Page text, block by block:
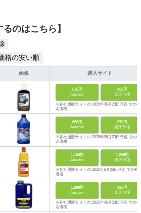
のはこちら】
格の安い順
画像 購入サイト
676円
Amazon
800円
楽天市場
※各社通販サイトの 2025年06月23日時点 での税
込価格
656円
Amazon
670円
楽天市場
※各社通販サイトの 2025年06月23日時点 での税
込価格
1,164円
Amazon
1,240円
楽天市場
※各社通販サイトの 2025年6月26日時点 での税
価格
1,009円
Amazon
990円
楽天市場
※各社通販サイトの 2025年06月23日時点 での税
込価格